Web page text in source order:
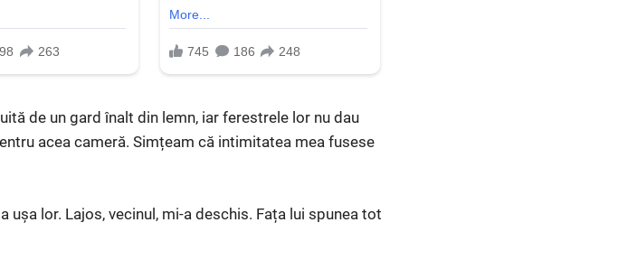
de un gard înalt din lemn, iar ferestrele lor nu dau
acea cameră. Simțeam că intimitatea mea fusese
lor. Lajos, vecinul, mi-a deschis. Fața lui spunea tot